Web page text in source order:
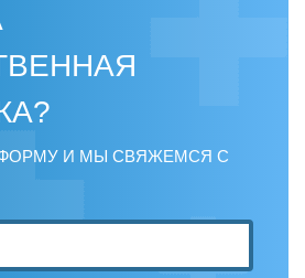
И МЫ СВЯЖЕМСЯ С